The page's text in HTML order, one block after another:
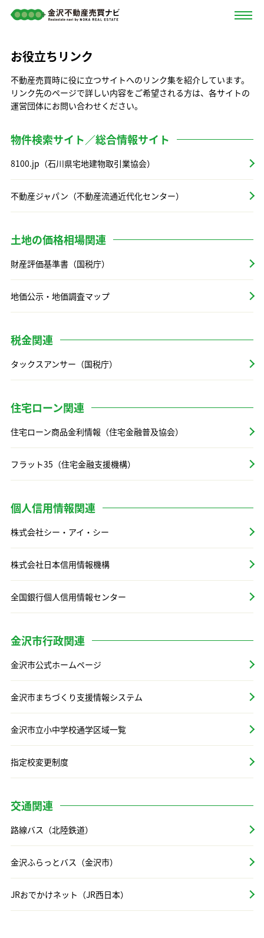
お役立ちリンク
不動産売買時に役に立つサイトへのリンク集を紹介しています。
リンク先のページで詳しい内容をご希望される方は、各サイトの
運営団体にお問い合わせください。
物件検索サイト／総合情報サイト
8100.jp（石川県宅地建物取引業協会）
不動産ジャパン（不動産流通近代化センター）
土地の価格相場関連
財産評価基準書（国税庁）
地価公示・地価調査マップ
税金関連
タックスアンサー（国税庁）
住宅ローン関連
住宅ローン商品金利情報（住宅金融普及協会）
フラット35（住宅金融支援機構）
個人信用情報関連
株式会社シー・アイ・シー
株式会社日本信用情報機構
全国銀行個人信用情報センター
金沢市行政関連
金沢市公式ホームページ
金沢市まちづくり支援情報システム
金沢市立小中学校通学区域一覧
指定校変更制度
交通関連
路線バス（北陸鉄道）
金沢ふらっとバス（金沢市）
JRおでかけネット（JR西日本）